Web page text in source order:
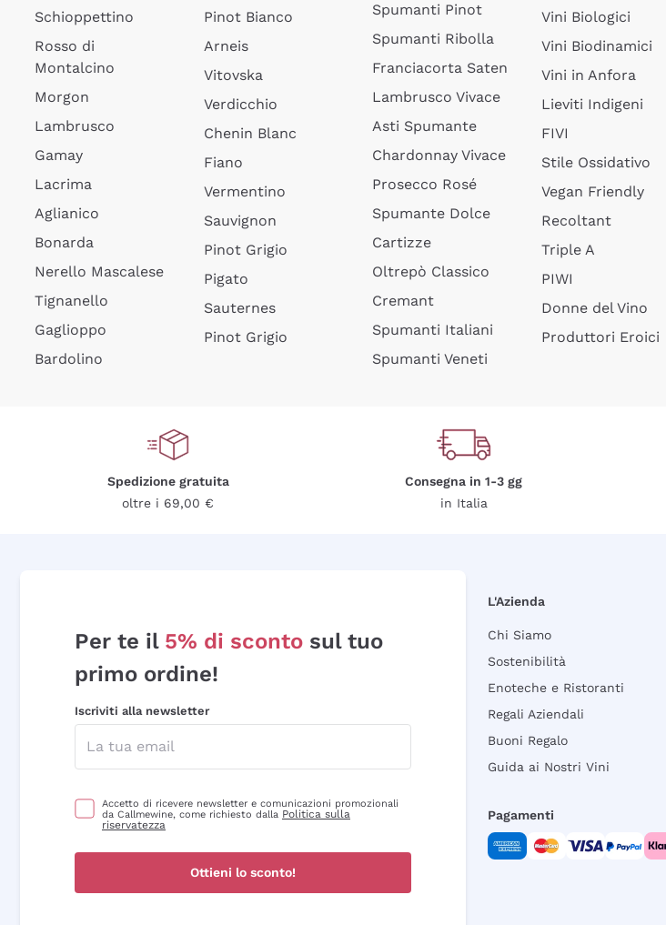
Schioppettino
Rosso di
Montalcino
Morgon
Lambrusco
Gamay
Lacrima
Aglianico
Bonarda
Nerello Mascalese
Tignanello
Gaglioppo
Bardolino
Pinot Bianco
Arneis
Vitovska
Verdicchio
Chenin Blanc
Fiano
Vermentino
Sauvignon
Pinot Grigio
Pigato
Sauternes
Pinot Grigio
Spumanti Pinot
Spumanti Ribolla
Franciacorta Saten
Lambrusco Vivace
Asti Spumante
Chardonnay Vivace
Prosecco Rosé
Spumante Dolce
Cartizze
Oltrepò Classico
Cremant
Spumanti Italiani
Spumanti Veneti
Vini Biologici
Vini Biodinamici
Vini in Anfora
Lieviti Indigeni
FIVI
Stile Ossidativo
Vegan Friendly
Recoltant
Triple A
PIWI
Donne del Vino
Produttori Eroici
Spedizione gratuita
oltre i 69,00 €
Consegna in 1-3 gg
in Italia
Per te il 5% di sconto sul tuo
primo ordine!
Iscriviti alla newsletter
Accetto di ricevere newsletter e comunicazioni promozionali
da Callmewine, come richiesto dalla Politica sulla
riservatezza
Ottieni lo sconto!
L'Azienda
Chi Siamo
Sostenibilità
Enoteche e Ristoranti
Regali Aziendali
Buoni Regalo
Guida ai Nostri Vini
Pagamenti